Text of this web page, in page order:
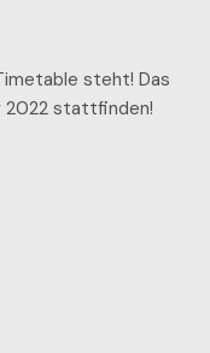
steht! Das
2022 stattfinden!